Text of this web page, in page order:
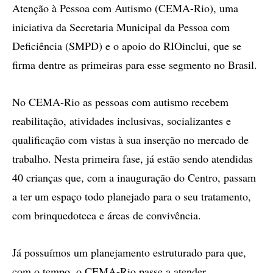
Atenção à Pessoa com Autismo (CEMA-Rio), uma
iniciativa da Secretaria Municipal da Pessoa com
Deficiência (SMPD) e o apoio do RIOinclui, que se
firma dentre as primeiras para esse segmento no Brasil.
No CEMA-Rio as pessoas com autismo recebem
reabilitação, atividades inclusivas, socializantes e
qualificação com vistas à sua inserção no mercado de
trabalho. Nesta primeira fase, já estão sendo atendidas
40 crianças que, com a inauguração do Centro, passam
a ter um espaço todo planejado para o seu tratamento,
com brinquedoteca e áreas de convivência.
Já possuímos um planejamento estruturado para que,